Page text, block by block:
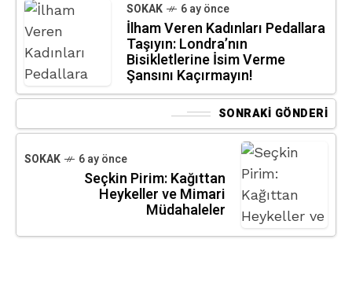
SOKAK 6 ay önce
İlham Veren Kadınları Pedallara
Taşıyın: Londra’nın
Bisikletlerine İsim Verme
Şansını Kaçırmayın!
SONRAKI GÖNDERI
SOKAK 6 ay önce
Seçkin Pirim: Kağıttan
Heykeller ve Mimari
Müdahaleler